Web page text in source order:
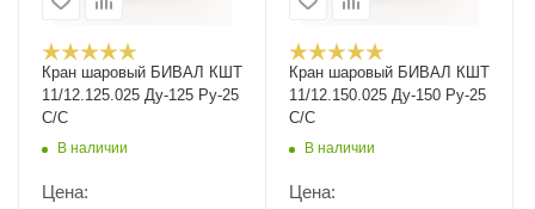
Кран шаровый БИВАЛ КШТ
11/12.125.025 Ду-125 Ру-25
С/С
В наличии
Цена:
Кран шаровый БИВАЛ КШТ
11/12.150.025 Ду-150 Ру-25
С/С
В наличии
Цена: